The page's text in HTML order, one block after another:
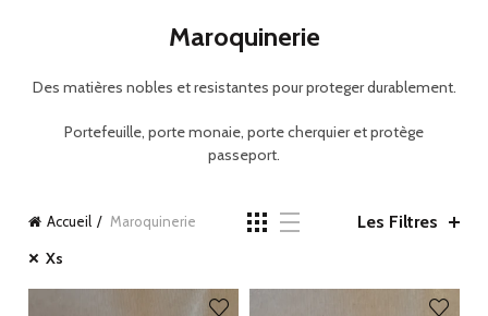
Maroquinerie
Des matières nobles et resistantes pour proteger durablement.
Portefeuille, porte monaie, porte cherquier et protège
passeport.
Accueil Maroquinerie Les Filtres
Xs